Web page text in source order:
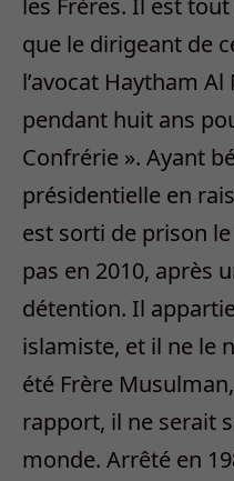
les Frères. Il est
que le dirigeant de
l’avocat Haytham
pendant huit ans
Confrérie ». Ayant
présidentielle en
est sorti de prison
pas en 2010, après
détention. Il
islamiste, et il ne le
été Frère
rapport, il ne serait
monde. Arrêté en